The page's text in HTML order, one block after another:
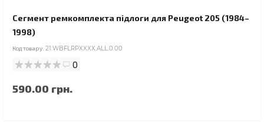
Сегмент ремкомплекта підлоги для Peugeot 205 (1984–
1998)
Код товару: 21.WBFLRPXXXX.ALL.0.00
0
590.00 грн.